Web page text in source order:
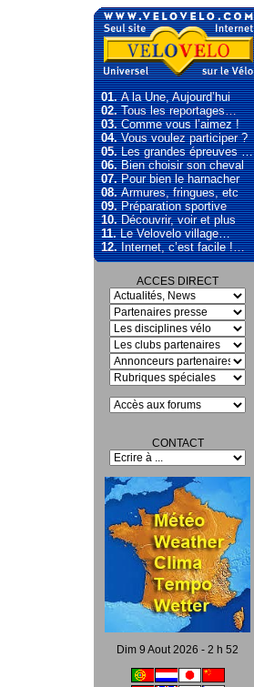
01.A la Une, Aujourd’hui
02.Tous les reportages…
03.Comme vous l’aimez !
04.Vous voulez participer ?
05.Les grandes épreuves …
06.Bien choisir son cheval
07.Pour bien le harnacher
08.Armures, fringues, etc
09.Préparation sportive
10.Découvrir, voir et plus
11.Le Velovelo village…
12.Internet, c’est facile !…
ACCES DIRECT
CONTACT
Dim 9 Aout 2026 - 2 h 52